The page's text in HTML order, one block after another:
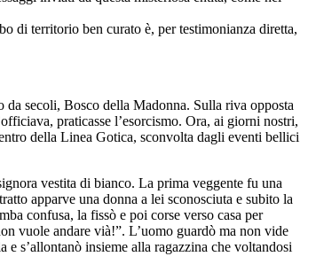
di territorio ben curato è, per testimonianza diretta,
secoli, Bosco della Madonna. Sulla riva opposta
praticasse l’esorcismo. Ora, ai giorni nostri,
della Linea Gotica, sconvolta dagli eventi bellici
vestita di bianco. La prima veggente fu una
apparve una donna a lei sconosciuta e subito la
confusa, la fissò e poi corse verso casa per
vuole andare vià!”. L’uomo guardò ma non vide
s’allontanò insieme alla ragazzina che voltandosi